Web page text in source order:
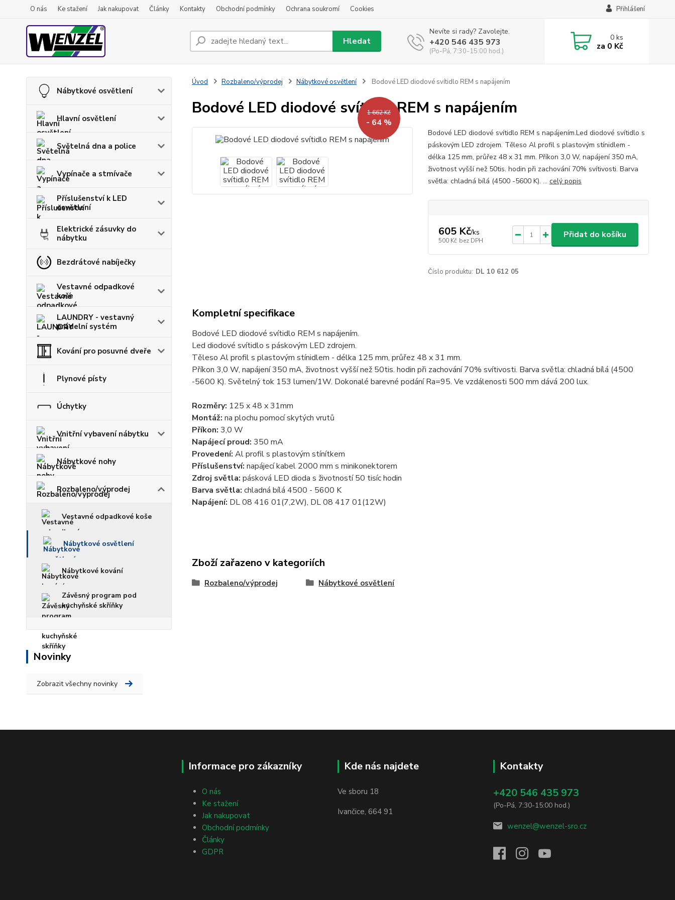
O nás Ke stažení Jak nakupovat Články Kontakty Obchodní podmínky Ochrana soukromí Cookies Přihlášení
Hledat
Nevíte si rady? Zavolejte.
+420 546 435 973
(Po-Pá, 7:30-15:00 hod.)
0ks
za 0 Kč
Nábytkové osvětlení
Hlavní osvětlení
Světelná dna a police
Vypínače a stmívače
Příslušenství k LED
osvětlení
Elektrické zásuvky do
nábytku
Bezdrátové nabíječky
Vestavné odpadkové
koše
LAUNDRY - vestavný
prádelní systém
Kování pro posuvné dveře
Plynové písty
Úchytky
Vnitřní vybavení nábytku
Nábytkové nohy
Rozbaleno/výprodej
Vestavné odpadkové koše
Nábytkové osvětlení
Nábytkové kování
Závěsný program pod
kuchyňské skříňky
Novinky
Zobrazit všechny novinky
Úvod Rozbaleno/výprodej Nábytkové osvětlení Bodové LED diodové svítidlo REM s napájením
Bodové LED diodové svítidlo REM s napájením
1 662 Kč
- 64 %
Bodové LED diodové svítidlo REM s napájením.Led diodové svítidlo s
páskovým LED zdrojem. Těleso Al profil s plastovým stínidlem -
délka 125 mm, průřez 48 x 31 mm. Příkon 3,0 W, napájení 350 mA,
životnost vyšší než 50tis. hodin při zachování 70% svítivosti. Barva
světla: chladná bílá (4500 -5600 K). ... celý popis
605 Kč/ks
500 Kč bez DPH
Přidat do košíku
Číslo produktu: DL 10 612 05
Kompletní specifikace
Bodové LED diodové svítidlo REM s napájením.
Led diodové svítidlo s páskovým LED zdrojem.
Těleso Al profil s plastovým stínidlem - délka 125 mm, průřez 48 x 31 mm.
Příkon 3,0 W, napájení 350 mA, životnost vyšší než 50tis. hodin při zachování 70% svítivosti. Barva světla: chladná bílá (4500
-5600 K). Světelný tok 153 lumen/1W. Dokonalé barevné podání Ra=95. Ve vzdálenosti 500 mm dává 200 lux.
Rozměry: 125 x 48 x 31mm
Montáž: na plochu pomocí skytých vrutů
Příkon: 3,0 W
Napájecí proud: 350 mA
Provedení: Al profil s plastovým stínítkem
Příslušenství: napájecí kabel 2000 mm s minikonektorem
Zdroj světla: pásková LED dioda s životností 50 tisíc hodin
Barva světla: chladná bílá 4500 - 5600 K
Napájení: DL 08 416 01(7,2W), DL 08 417 01(12W)
Zboží zařazeno v kategoriích
Rozbaleno/výprodej Nábytkové osvětlení
Informace pro zákazníky
O nás
Ke stažení
Jak nakupovat
Obchodní podmínky
Články
GDPR
Kde nás najdete
Ve sboru 18
Ivančice, 664 91
Kontakty
+420 546 435 973
(Po-Pá, 7:30-15:00 hod.)
wenzel@wenzel-sro.cz